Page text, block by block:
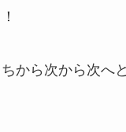
から次から次へ